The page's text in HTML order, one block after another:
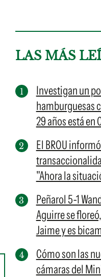
LAS MÁS
Investigan un
hamburguesas
29 años está en
El BROU
"Ahora la
Peñarol 5-1
Aguirre se
Jaime y es
Cómo son las
cámaras del